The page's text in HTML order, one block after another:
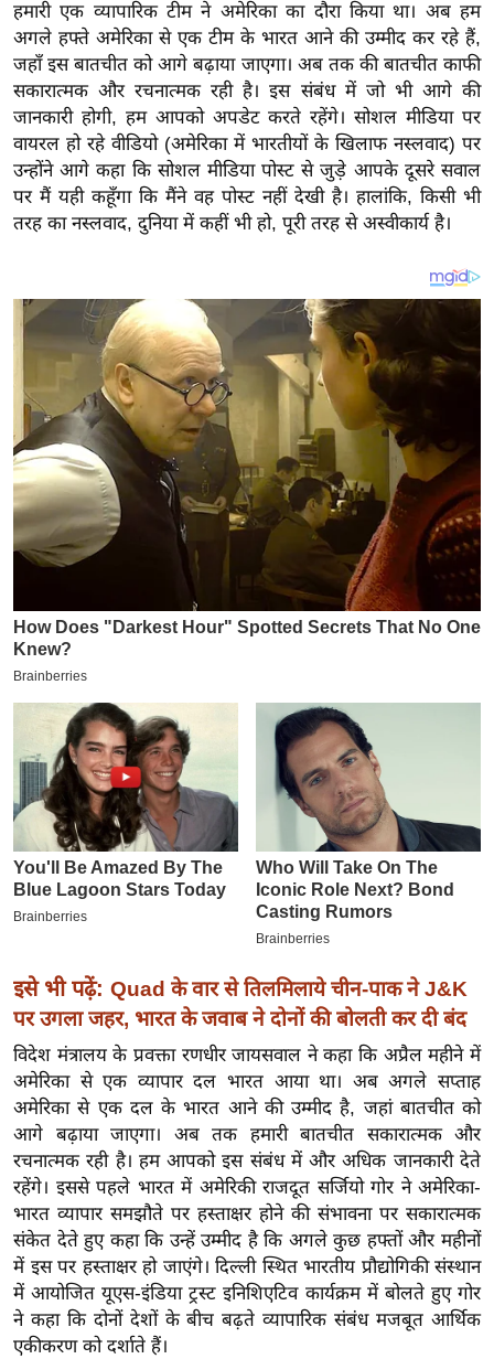
ष
ज्ञ
रा
य
ब
ज
ट
खे
के
I
P
L
2
0
2
6
इ
म
ई
-
प
र
सा
ल
मि
सा
ल
श
ख्सि
य
त
यं
ग
इं
डि
या
सा
हमारी एक व्यापारिक टीम ने अमेरिका का दौरा किया था। अब हम
अगले हफ्ते अमेरिका से एक टीम के भारत आने की उम्मीद कर रहे हैं,
जहाँ इस बातचीत को आगे बढ़ाया जाएगा। अब तक की बातचीत काफी
सकारात्मक और रचनात्मक रही है। इस संबंध में जो भी आगे की
जानकारी होगी, हम आपको अपडेट करते रहेंगे। सोशल मीडिया पर
वायरल हो रहे वीडियो (अमेरिका में भारतीयों के खिलाफ नस्लवाद) पर
उन्होंने आगे कहा कि सोशल मीडिया पोस्ट से जुड़े आपके दूसरे सवाल
पर मैं यही कहूँगा कि मैंने वह पोस्ट नहीं देखी है। हालांकि, किसी भी
तरह का नस्लवाद, दुनिया में कहीं भी हो, पूरी तरह से अस्वीकार्य है।
इसे भी पढ़ें: Quad के वार से तिलमिलाये चीन-पाक ने J&K
पर उगला जहर, भारत के जवाब ने दोनों की बोलती कर दी बंद
विदेश मंत्रालय के प्रवक्ता रणधीर जायसवाल ने कहा कि अप्रैल महीने में
अमेरिका से एक व्यापार दल भारत आया था। अब अगले सप्ताह
अमेरिका से एक दल के भारत आने की उम्मीद है, जहां बातचीत को
आगे बढ़ाया जाएगा। अब तक हमारी बातचीत सकारात्मक और
रचनात्मक रही है। हम आपको इस संबंध में और अधिक जानकारी देते
रहेंगे। इससे पहले भारत में अमेरिकी राजदूत सर्जियो गोर ने अमेरिका-
भारत व्यापार समझौते पर हस्ताक्षर होने की संभावना पर सकारात्मक
संकेत देते हुए कहा कि उन्हें उम्मीद है कि अगले कुछ हफ्तों और महीनों
में इस पर हस्ताक्षर हो जाएंगे। दिल्ली स्थित भारतीय प्रौद्योगिकी संस्थान
में आयोजित यूएस-इंडिया ट्रस्ट इनिशिएटिव कार्यक्रम में बोलते हुए गोर
ने कहा कि दोनों देशों के बीच बढ़ते व्यापारिक संबंध मजबूत आर्थिक
एकीकरण को दर्शाते हैं।